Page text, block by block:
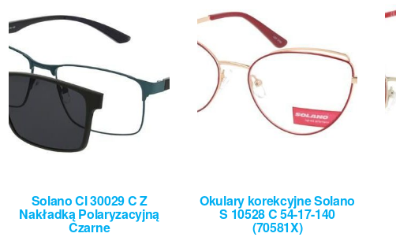
Solano Cl 30029 C Z
Nakładką Polaryzacyjną
Czarne
Okulary korekcyjne Solano
S 10528 C 54-17-140
(70581X)